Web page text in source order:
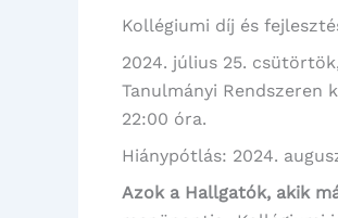
Kollégiumi díj és
2024. július 25.
Tanulmányi Rendszeren
22:00 óra.
Hiánypótlás: 2024.
Azok a Hallgatók, akik